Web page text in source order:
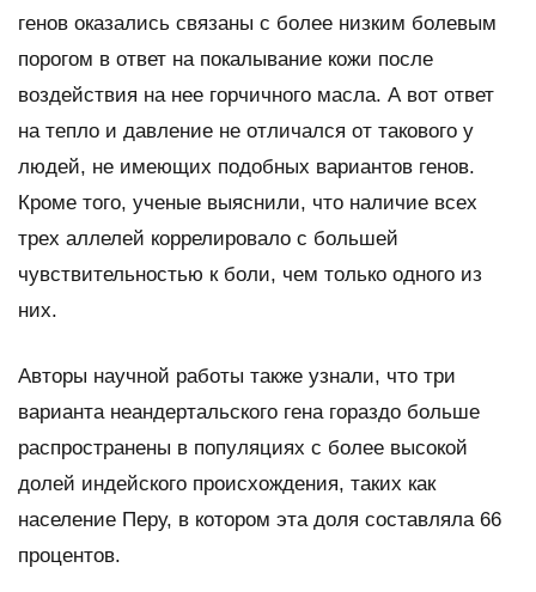
генов оказались связаны с более низким болевым
порогом в ответ на покалывание кожи после
воздействия на нее горчичного масла. А вот ответ
на тепло и давление не отличался от такового у
людей, не имеющих подобных вариантов генов.
Кроме того, ученые выяснили, что наличие всех
трех аллелей коррелировало с большей
чувствительностью к боли, чем только одного из
них.
Авторы научной работы также узнали, что три
варианта неандертальского гена гораздо больше
распространены в популяциях с более высокой
долей индейского происхождения, таких как
население Перу, в котором эта доля составляла 66
процентов.